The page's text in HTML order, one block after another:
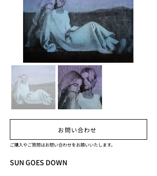
お問い合わせ
ご購入やご質問はお問い合わせをお願いいたします。
SUN GOES DOWN